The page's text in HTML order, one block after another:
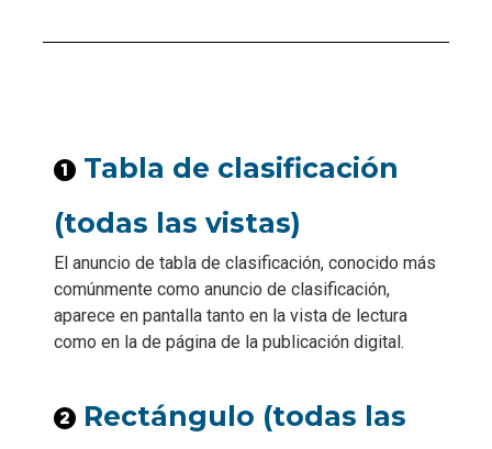
Tabla de clasificación
(todas las vistas)
El anuncio de tabla de clasificación, conocido más
comúnmente como anuncio de clasificación,
aparece en pantalla tanto en la vista de lectura
como en la de página de la publicación digital.
Rectángulo (todas las